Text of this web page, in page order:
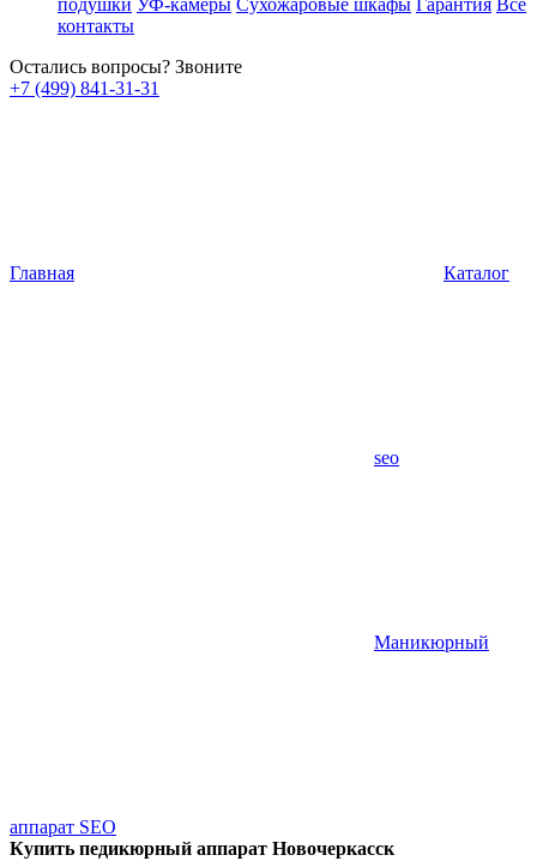
подушки УФ-камеры Сухожаровые шкафы Гарантия Все
контакты
Остались вопросы? Звоните
+7 (499) 841-31-31
Главная Каталог
seo
Маникюрный
аппарат SEO
Купить педикюрный аппарат Новочеркасск